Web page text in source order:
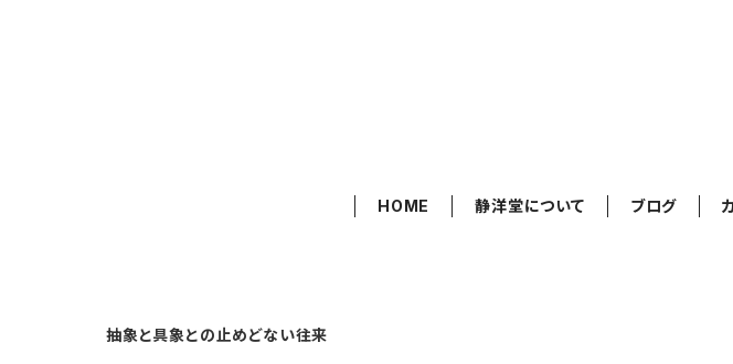
HOME 静洋堂について ブログ
抽象と具象との止めどない往来